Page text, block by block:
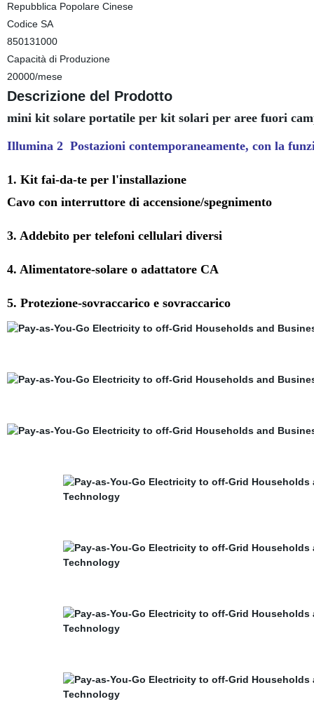
Repubblica Popolare Cinese
Codice SA
850131000
Capacità di Produzione
20000/mese
Descrizione del Prodotto
mini kit solare portatile per kit solari per aree fuori
Illumina 2 Postazioni contemporaneamente, con la
1. Kit fai-da-te per l'installazione
Cavo con interruttore di accensione/spegnimento
3. Addebito per telefoni cellulari diversi
4. Alimentatore-solare o adattatore CA
5. Protezione-sovraccarico e sovraccarico